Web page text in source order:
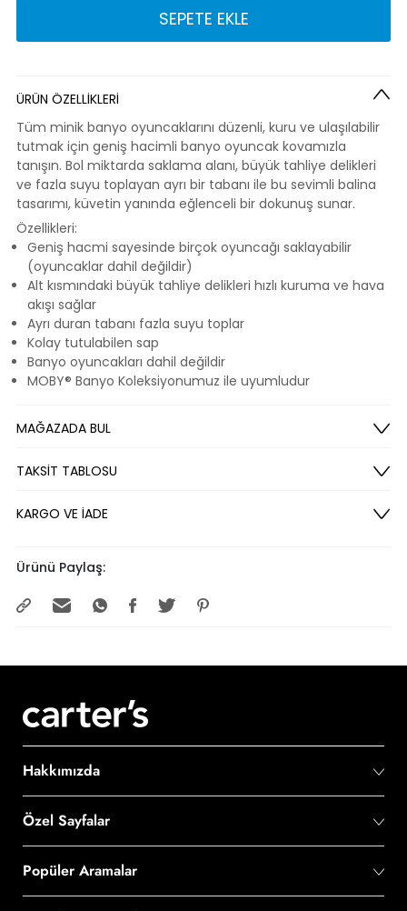
SEPETE EKLE
ÜRÜN ÖZELLİKLERİ
Tüm minik banyo oyuncaklarını düzenli, kuru ve ulaşılabilir
tutmak için geniş hacimli banyo oyuncak kovamızla
tanışın. Bol miktarda saklama alanı, büyük tahliye delikleri
ve fazla suyu toplayan ayrı bir tabanı ile bu sevimli balina
tasarımı, küvetin yanında eğlenceli bir dokunuş sunar.
Özellikleri:
Geniş hacmi sayesinde birçok oyuncağı saklayabilir
(oyuncaklar dahil değildir)
Alt kısmındaki büyük tahliye delikleri hızlı kuruma ve hava
akışı sağlar
Ayrı duran tabanı fazla suyu toplar
Kolay tutulabilen sap
Banyo oyuncakları dahil değildir
MOBY® Banyo Koleksiyonumuz ile uyumludur
MAĞAZADA BUL
TAKSİT TABLOSU
KARGO VE İADE
Ürünü Paylaş:
Hakkımızda
Özel Sayfalar
Popüler Aramalar